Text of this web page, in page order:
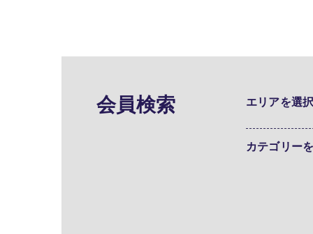
会員検索 エリアを選択
カテゴリー